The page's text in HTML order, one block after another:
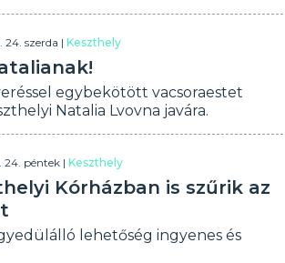
24. szerda |Keszthely
egybekötött vacsoraestet
Natalia Lvovna javára.
24. péntek |Keszthely
Kórházban is szűrik az
lehetőség ingyenes és